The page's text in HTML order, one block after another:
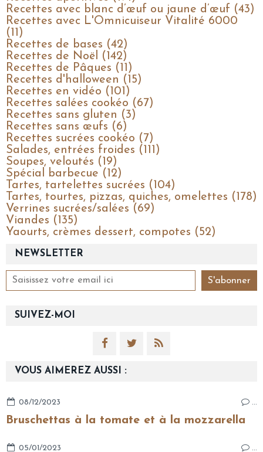
NEWSLETTER
SUIVEZ-MOI
VOUS AIMEREZ AUSSI :
08/12/2023 …
Bruschettas à la tomate et à la mozzarella
05/01/2023 …
Recettes avec blanc d’œuf ou jaune d’œuf (43)
Recettes avec L'Omnicuiseur Vitalité 6000
(11)
Recettes de bases (42)
Recettes de Noël (142)
Recettes de Pâques (11)
Recettes d'halloween (15)
Recettes en vidéo (101)
Recettes salées cookéo (67)
Recettes sans gluten (3)
Recettes sans œufs (6)
Recettes sucrées cookéo (7)
Salades, entrées froides (111)
Soupes, veloutés (19)
Spécial barbecue (12)
Tartes, tartelettes sucrées (104)
Tartes, tourtes, pizzas, quiches, omelettes (178)
Verrines sucrées/salées (69)
Viandes (135)
Yaourts, crèmes dessert, compotes (52)